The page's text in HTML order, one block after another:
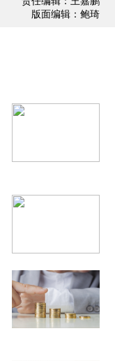
版面编辑：鲍琦